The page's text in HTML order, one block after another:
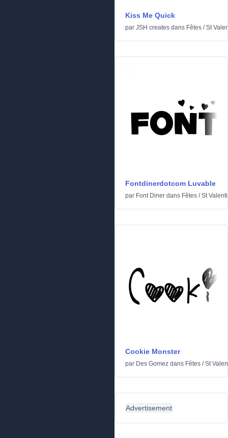
Kiss Me Quick
par JSH creates dans Fêtes /St
Fontdinerdotcom Luvable
par Font Diner dans Fêtes /St
Cookie Monster
par Des Gomez dans Fêtes /St
Advertisement